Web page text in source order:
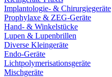
Implantologie- & Chirurgiegeräte
Prophylaxe & ZEG-Geräte
Hand- & Winkelstücke
Lupen & Lupenbrillen
Diverse Kleingeräte
Endo-Geräte
Lichtpolymerisationsgeräte
Mischgeräte